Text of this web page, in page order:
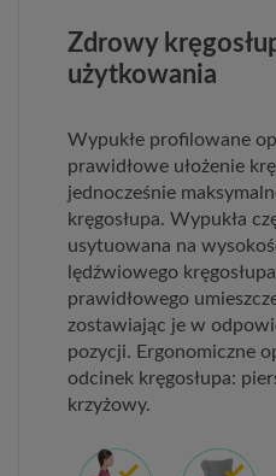
Zdrowy
użytkowania
Wypukłe profilowane
prawidłowe ułożenie
jednocześnie
kręgosłupa. Wypukła
usytuowana na
lędźwiowego
prawidłowego
zostawiając je w
pozycji. Ergonomiczne
odcinek kręgosłupa:
krzyżowy.